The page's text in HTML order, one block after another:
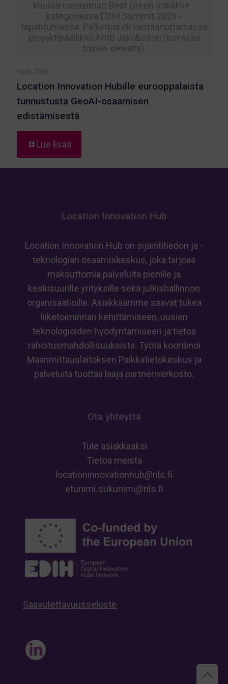
kunniamainninnan Best Green Initiative -
kategoriassa EDIH Summit 2026 -
tapahtumassa. Palkintoa oli vastaanottamassa
projektipäällikkö Antti Jakobsson (kuvassa
toinen oikealta).
10.06.2026
Location Innovation Hubille eurooppalaista
tunnustusta GeoAI-osaamisen
edistämisestä
Lue lisää
Location
Innovation
osaamisen
Location Innovation Hub
Location Innovation Hub on sijaintitiedon ja -
teknologian osaamiskeskus, joka tarjoaa
maksuttomia palveluita pienille ja
keskisuurille yrityksille sekä julkishallinnon
organisaatioille. Asiakkaamme saavat tukea
liiketoiminnan kehittämiseen, uusien
teknologioiden hyödyntämiseen ja tietoa
rahoitusmahdollisuuksista. Työtä koordinoi
Maanmittauslaitoksen Paikkatietokeskus ja
palveluita tuottaa laaja partneriverkosto.
Ota yhteyttä
Tule asiakkaaksi
Tietoa meistä
locationinnovationhub@nls.fi
etunimi.sukunimi@nls.fi
Saavutettavuusseloste